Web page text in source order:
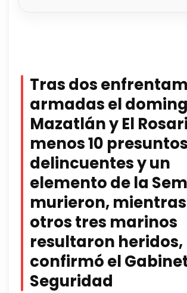
Tras dos
armadas el
Mazatlán y El
menos 10 presuntos
delincuentes y un
elemento de la
murieron,
otros tres marinos
resultaron heridos,
confirmó el
Seguridad